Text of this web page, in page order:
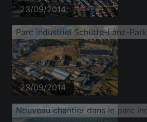
23/09/2014
Parc industriel Schütte-Lanz-Park
23/09/2014